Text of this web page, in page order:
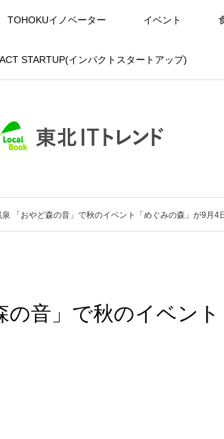
TOHOKUイノベーター イベント
STARTUP(インパクトスタートアップ)
泉 「おやど森の音」で秋のイベント「めぐみの森」が9月4
の音」で秋のイベント